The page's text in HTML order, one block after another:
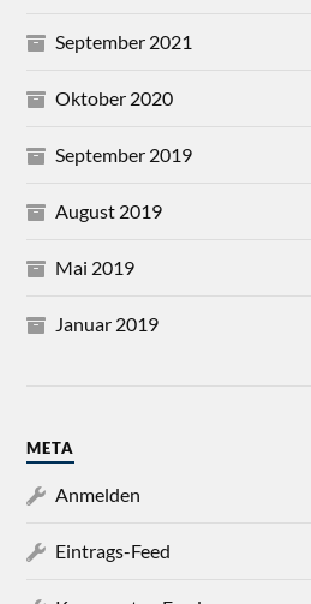
September 2021
Oktober 2020
September 2019
August 2019
Mai 2019
Januar 2019
META
Anmelden
Eintrags-Feed